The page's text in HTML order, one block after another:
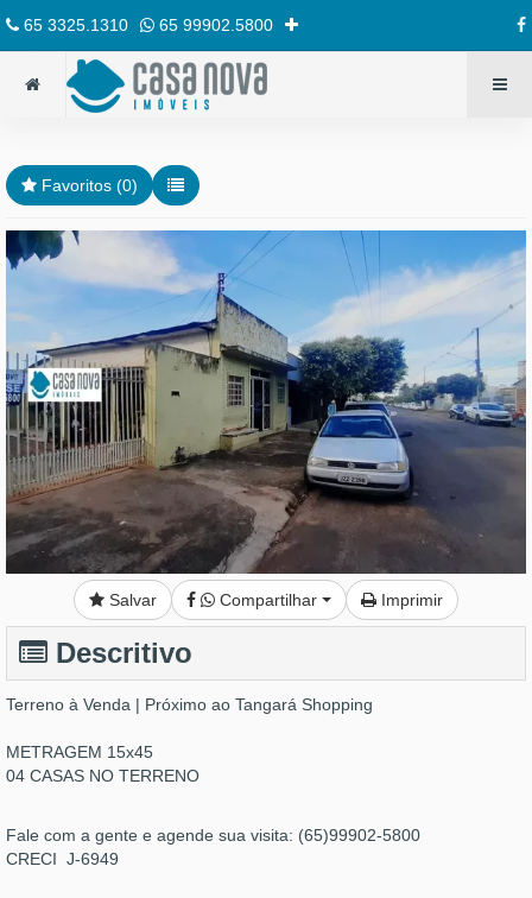
65 3325.1310 65 99902.5800
Favoritos (0)
Salvar Compartilhar Imprimir
Descritivo
Terreno à Venda | Próximo ao Tangará Shopping
METRAGEM 15x45
04 CASAS NO TERRENO
Fale com a gente e agende sua visita: (65)99902-5800
CRECI J-6949